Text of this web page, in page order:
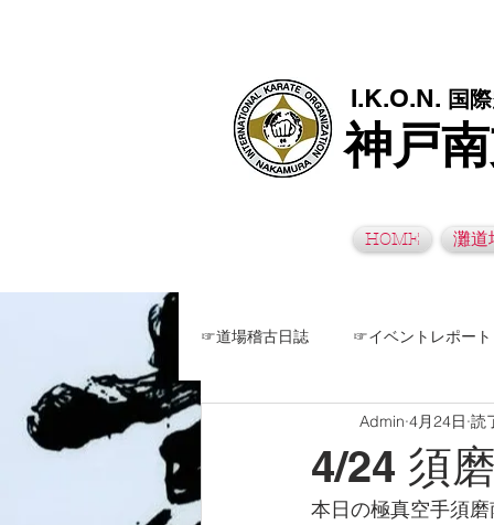
I.K.O.N. 国
神戸
HOME 灘道
☞道場稽古日誌 ☞イベントレポート
4/24 須
Admin 4月24日 読
本日の極真空手須